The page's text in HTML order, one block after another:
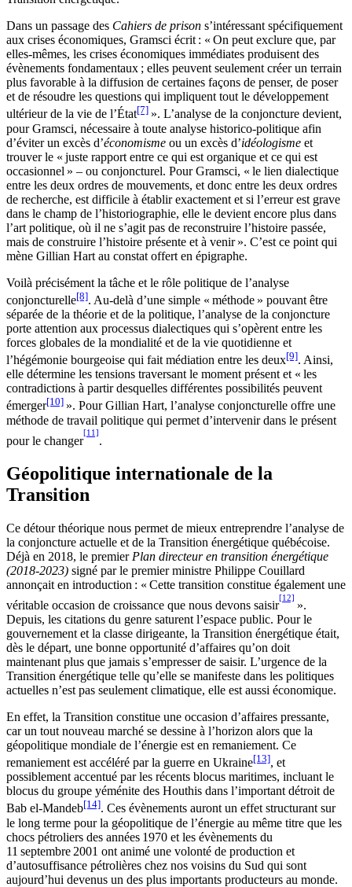
Dans un passage des Cahiers de prison s’intéressant spécifiquement
aux crises économiques, Gramsci écrit : « On peut exclure que, par
elles-mêmes, les crises économiques immédiates produisent des
évènements fondamentaux ; elles peuvent seulement créer un terrain
plus favorable à la diffusion de certaines façons de penser, de poser
et de résoudre les questions qui impliquent tout le développement
ultérieur de la vie de l’État[7] ». L’analyse de la conjoncture devient,
pour Gramsci, nécessaire à toute analyse historico-politique afin
d’éviter un excès d’économisme ou un excès d’idéologisme et
trouver le « juste rapport entre ce qui est organique et ce qui est
occasionnel » – ou conjoncturel. Pour Gramsci, « le lien dialectique
entre les deux ordres de mouvements, et donc entre les deux ordres
de recherche, est difficile à établir exactement et si l’erreur est grave
dans le champ de l’historiographie, elle le devient encore plus dans
l’art politique, où il ne s’agit pas de reconstruire l’histoire passée,
mais de construire l’histoire présente et à venir ». C’est ce point qui
mène Gillian Hart au constat offert en épigraphe.
Voilà précisément la tâche et le rôle politique de l’analyse
conjoncturelle[8]. Au-delà d’une simple « méthode » pouvant être
séparée de la théorie et de la politique, l’analyse de la conjoncture
porte attention aux processus dialectiques qui s’opèrent entre les
forces globales de la mondialité et de la vie quotidienne et
l’hégémonie bourgeoise qui fait médiation entre les deux[9]. Ainsi,
elle détermine les tensions traversant le moment présent et « les
contradictions à partir desquelles différentes possibilités peuvent
émerger[10] ». Pour Gillian Hart, l’analyse conjoncturelle offre une
méthode de travail politique qui permet d’intervenir dans le présent
pour le changer
[11]
.
Géopolitique internationale de la
Transition
Ce détour théorique nous permet de mieux entreprendre l’analyse de
la conjoncture actuelle et de la Transition énergétique québécoise.
Déjà en 2018, le premier Plan directeur en transition énergétique
(2018-2023) signé par le premier ministre Philippe Couillard
annonçait en introduction : « Cette transition constitue également une
véritable occasion de croissance que nous devons saisir
[12]
».
Depuis, les citations du genre saturent l’espace public. Pour le
gouvernement et la classe dirigeante, la Transition énergétique était,
dès le départ, une bonne opportunité d’affaires qu’on doit
maintenant plus que jamais s’empresser de saisir. L’urgence de la
Transition énergétique telle qu’elle se manifeste dans les politiques
actuelles n’est pas seulement climatique, elle est aussi économique.
En effet, la Transition constitue une occasion d’affaires pressante,
car un tout nouveau marché se dessine à l’horizon alors que la
géopolitique mondiale de l’énergie est en remaniement. Ce
remaniement est accéléré par la guerre en Ukraine[13], et
possiblement accentué par les récents blocus maritimes, incluant le
blocus du groupe yéménite des Houthis dans l’important détroit de
Bab el-Mandeb[14]. Ces évènements auront un effet structurant sur
le long terme pour la géopolitique de l’énergie au même titre que les
chocs pétroliers des années 1970 et les évènements du
11 septembre 2001 ont animé une volonté de production et
d’autosuffisance pétrolières chez nos voisins du Sud qui sont
aujourd’hui devenus un des plus importants producteurs au monde.